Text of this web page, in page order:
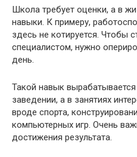
Школа требует оценки, а в
навыки. К примеру,
здесь не котируется. Чтобы
специалистом, нужно
день.
Такой навык
заведении, а в занятиях
вроде спорта,
компьютерных игр. Очень
достижения результата.